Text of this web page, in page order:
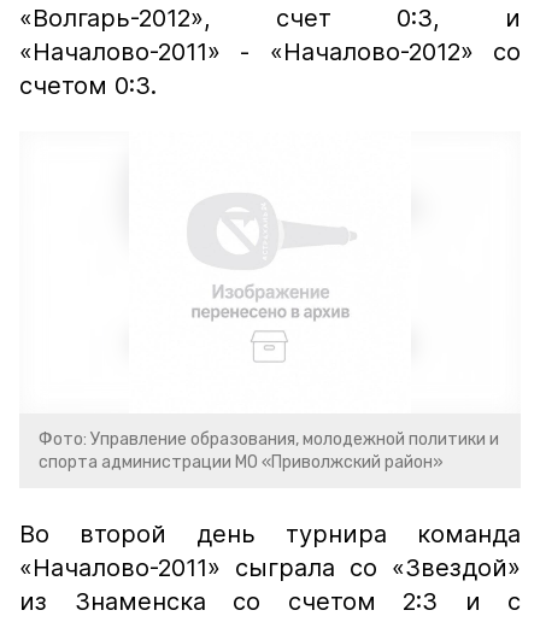
«Волгарь-2012», счет 0:3, и
«Началово-2011» - «Началово-2012» со
счетом 0:3.
Фото: Управление образования, молодежной политики и
спорта администрации МО «Приволжский район»
Во второй день турнира команда
«Началово-2011» сыграла со «Звездой»
из Знаменска со счетом 2:3 и с